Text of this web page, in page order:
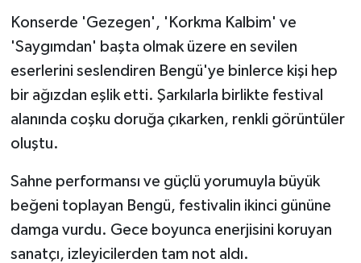
Konserde 'Gezegen', 'Korkma Kalbim' ve
'Saygımdan' başta olmak üzere en sevilen
eserlerini seslendiren Bengü'ye binlerce kişi hep
bir ağızdan eşlik etti. Şarkılarla birlikte festival
alanında coşku doruğa çıkarken, renkli görüntüler
oluştu.
Sahne performansı ve güçlü yorumuyla büyük
beğeni toplayan Bengü, festivalin ikinci gününe
damga vurdu. Gece boyunca enerjisini koruyan
sanatçı, izleyicilerden tam not aldı.
Sağlık
SİYASET
TEKNOLOJİ
Turizm